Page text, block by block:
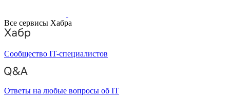
Все сервисы Хабра
Сообщество IT-специалистов
Ответы на любые вопросы об IT